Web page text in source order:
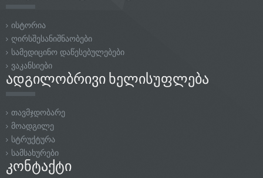
ისტორია
ღირსშესანიშნაობები
სამედიცინო დაწესებულებები
ვაკანსიები
ადგილობრივი ხელისუფლება
თავმჯდობარე
მოადგილე
სტრუქტურა
სამსახურები
კონტაქტი